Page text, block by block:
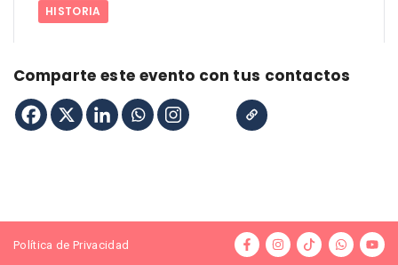
HISTORIA
Comparte este evento con tus contactos
Política de Privacidad